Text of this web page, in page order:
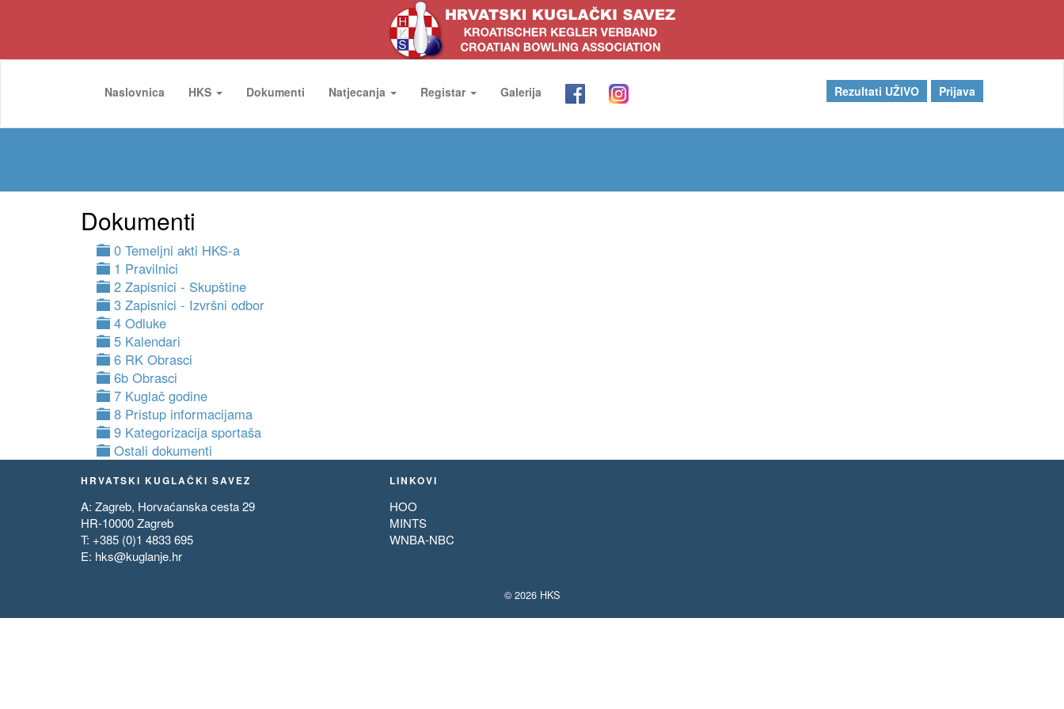
Naslovnica HKS Dokumenti Natjecanja Registar Galerija Rezultati UŽIVO Prijava
Dokumenti
0 Temeljni akti HKS-a
1 Pravilnici
2 Zapisnici - Skupštine
3 Zapisnici - Izvršni odbor
4 Odluke
5 Kalendari
6 RK Obrasci
6b Obrasci
7 Kuglač godine
8 Pristup informacijama
9 Kategorizacija sportaša
Ostali dokumenti
HRVATSKI KUGLAČKI SAVEZ
A: Zagreb, Horvaćanska cesta 29
HR-10000 Zagreb
T: +385 (0)1 4833 695
E: hks@kuglanje.hr
LINKOVI
HOO
MINTS
WNBA-NBC
© 2026 HKS